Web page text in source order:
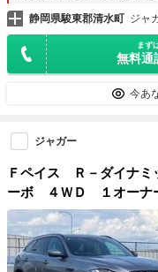
静岡県駿東郡清水町
まず
無料通
今あ
ジャガー
Ｆペイス Ｒ－ダイナ
ーボ ４ＷＤ １オーナ
ール スライディングパ
リアパック ピクセルＬ
節フロントシート